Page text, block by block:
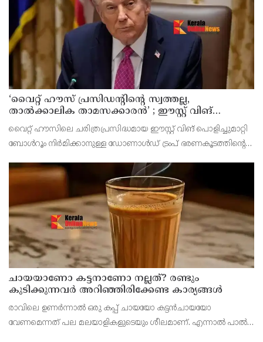
പറയുന്നു. ആക്രമണത്
‘വൈറ്റ് ഹൗസ് പ്രസിഡന്റിന്റെ സ്വത്തല്ല,
താൽക്കാലിക താമസക്കാരൻ’ ; ഈസ്റ്റ് വിങ്
പൊളിച്ചുമാറ്റി ബോൾറൂം നിർമിക്കാനുള്ള ട്രംപിന്റെ
നീക്കങ്ങൾക്ക് കോടതിയുടെ സ്റ്റേ
വൈറ്റ് ഹൗസിലെ ചരിത്രപ്രസിദ്ധമായ ഈസ്റ്റ് വിങ് പൊളിച്ചുമാറ്റി
ബോൾറൂം നിർമിക്കാനുള്ള ഡോണാൾഡ് ട്രംപ് ഭരണകൂടത്തിന്റെ
നവീകരണ പ്രവർത്തനങ്ങൾക്ക് ഫെഡറ
ചായയാണോ കട്ടനാണോ നല്ലത്? രണ്ടും
കുടിക്കുന്നവർ അറിഞ്ഞിരിക്കേണ്ട കാര്യങ്ങൾ
രാവിലെ ഉണർന്നാൽ ഒരു കപ്പ് ചായയോ കട്ടൻചായയോ
വേണമെന്നത് പല മലയാളികളുടെയും ശീലമാണ്. എന്നാൽ പാൽ